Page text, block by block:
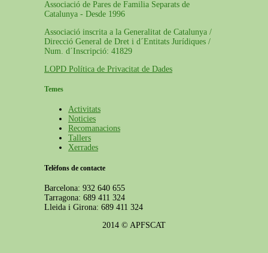
Associació de Pares de Familia Separats de
Catalunya - Desde 1996
Associació inscrita a la Generalitat de Catalunya /
Direcció General de Dret i d´Entitats Jurídiques /
Num. d´Inscripció: 41829
LOPD Política de Privacitat de Dades
Temes
Activitats
Noticies
Recomanacions
Tallers
Xerrades
Telèfons de contacte
Barcelona: 932 640 655
Tarragona: 689 411 324
Lleida i Girona: 689 411 324
2014 © APFSCAT